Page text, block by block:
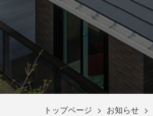
トップページ お知らせ